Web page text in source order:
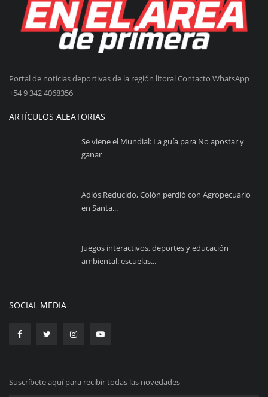
Portal de noticias deportivas de la región litoral Contacto WhatsApp
+54 9 342 4068356
ARTÍCULOS ALEATORIAS
Se viene el Mundial: La guía para No apostar y
ganar
Adiós Reducido, Colón perdió con Agropecuario
en Santa...
Juegos interactivos, deportes y educación
ambiental: escuelas...
SOCIAL MEDIA
Suscríbete aquí para recibir todas las novedades